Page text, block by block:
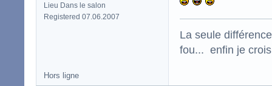
Lieu Dans le salon
Registered 07.06.2007
La seule
fou... enfin je
Hors ligne